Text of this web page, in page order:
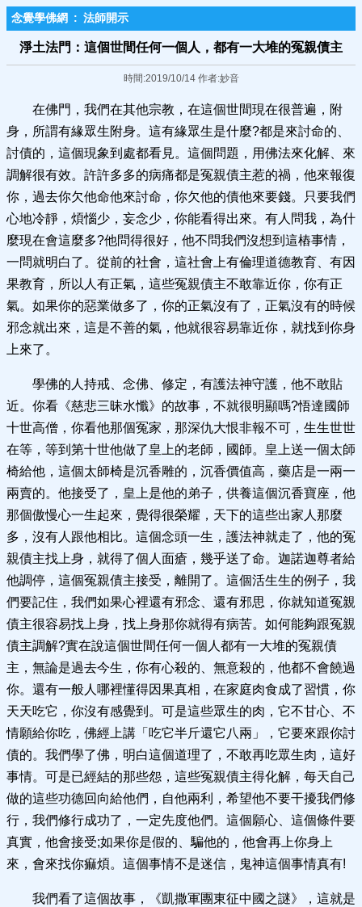
念覺學佛網 : 法師開示
淨土法門：這個世間任何一個人，都有一大堆的冤親債主
時間:2019/10/14 作者:妙音
在佛門，我們在其他宗教，在這個世間現在很普遍，附
身，所謂有緣眾生附身。這有緣眾生是什麼?都是來討命的、
討債的，這個現象到處都看見。這個問題，用佛法來化解、來
調解很有效。許許多多的病痛都是冤親債主惹的禍，他來報復
你，過去你欠他命他來討命，你欠他的債他來要錢。只要我們
心地冷靜，煩惱少，妄念少，你能看得出來。有人問我，為什
麼現在會這麼多?他問得很好，他不問我們沒想到這樁事情，
一問就明白了。從前的社會，這社會上有倫理道德教育、有因
果教育，所以人有正氣，這些冤親債主不敢靠近你，你有正
氣。如果你的惡業做多了，你的正氣沒有了，正氣沒有的時候
邪念就出來，這是不善的氣，他就很容易靠近你，就找到你身
上來了。
學佛的人持戒、念佛、修定，有護法神守護，他不敢貼
近。你看《慈悲三昧水懺》的故事，不就很明顯嗎?悟達國師
十世高僧，你看他那個冤家，那深仇大恨非報不可，生生世世
在等，等到第十世他做了皇上的老師，國師。皇上送一個太師
椅給他，這個太師椅是沉香雕的，沉香價值高，藥店是一兩一
兩賣的。他接受了，皇上是他的弟子，供養這個沉香寶座，他
那個傲慢心一生起來，覺得很榮耀，天下的這些出家人那麼
多，沒有人跟他相比。這個念頭一生，護法神就走了，他的冤
親債主找上身，就得了個人面瘡，幾乎送了命。迦諾迦尊者給
他調停，這個冤親債主接受，離開了。這個活生生的例子，我
們要記住，我們如果心裡還有邪念、還有邪思，你就知道冤親
債主很容易找上身，找上身那你就得有病苦。如何能夠跟冤親
債主調解?實在說這個世間任何一個人都有一大堆的冤親債
主，無論是過去今生，你有心殺的、無意殺的，他都不會饒過
你。還有一般人哪裡懂得因果真相，在家庭肉食成了習慣，你
天天吃它，你沒有感覺到。可是這些眾生的肉，它不甘心、不
情願給你吃，佛經上講「吃它半斤還它八兩」，它要來跟你討
債的。我們學了佛，明白這個道理了，不敢再吃眾生肉，這好
事情。可是已經結的那些怨，這些冤親債主得化解，每天自己
做的這些功德回向給他們，自他兩利，希望他不要干擾我們修
行，我們修行成功了，一定先度他們。這個願心、這個條件要
真實，他會接受;如果你是假的、騙他的，他會再上你身上
來，會來找你痲煩。這個事情不是迷信，鬼神這個事情真有!
我們看了這個故事，《凱撒軍團東征中國之謎》，這就是